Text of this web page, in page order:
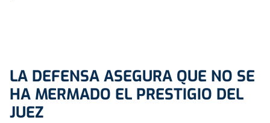
LA DEFENSA ASEGURA QUE NO SE
HA MERMADO EL PRESTIGIO DEL
JUEZ